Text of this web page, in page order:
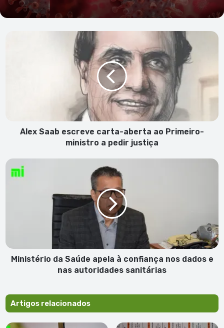
pedirAlex Saab escreve carta-aberta ao Primeiro-
ministro a pedir justiça
Ministério
da
e
nasMinistério da Saúde apela à confiança nos dados e
nas autoridades sanitárias
Artigos relacionados